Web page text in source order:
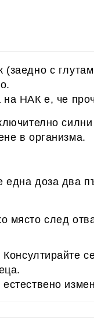
с
НАК е, че
в организма.
една доза два
място след
Консултирайте